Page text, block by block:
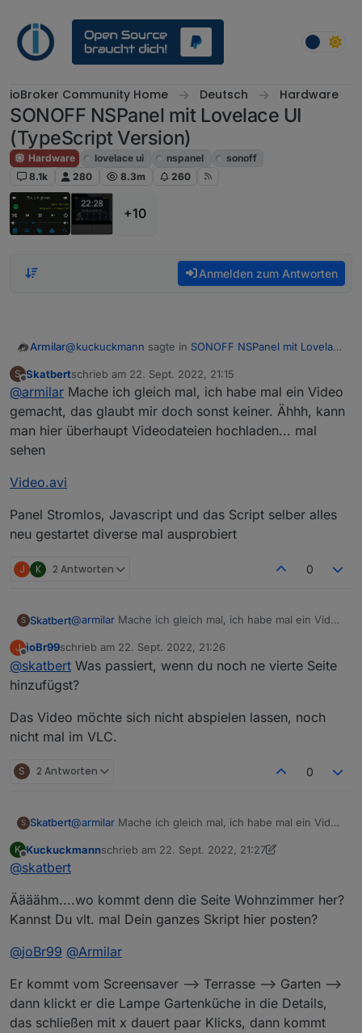
ioBroker Community Home Deutsch Hardware
SONOFF NSPanel mit Lovelace UI
(TypeScript Version)
Hardware lovelace ui nspanel
sonoff
8.1k
280 8.3m 260
+10
Anmelden zum Antworten
Armilar@kuckuckmann sagte in SONOFF NSPanel mit Lovelace
@skatbert
Vlt. kannst Du zwei Sachen mal testen, falls noch
nicht geschehen:
starten.
neulich zusammenhängen? Vlt. könnte er mal auf
@Kuckuckmann: Versuch wäre es wert, wobei das
Script nur auf die Events reagiert, die kommen ja
andere Navi drin. (bPrev/bNext)
https://raw.githubusercontent.com/joBr99/nspanel-
ui/5d34598040074653ff4803d8ad415db5fe03618d/ioBr
oker/NsPanelTs.ts
S
Offline
Skatbertschrieb am 22. Sept. 2022, 21:15
zuletzt editiert von
@armilar Mache ich gleich mal, ich habe mal ein Video
gemacht, das glaubt mir doch sonst keiner. Ähhh, kann
man hier überhaupt Videodateien hochladen... mal
sehen
Video.avi
Panel Stromlos, Javascript und das Script selber alles
neu gestartet diverse mal ausprobiert
J K 2 Antworten 0
S Skatbert@armilar Mache ich gleich mal, ich habe mal ein Video
kann man hier überhaupt Videodateien hochladen...
mal sehen
Video.avi
Panel Stromlos, Javascript und das Script selber alles
J
Offline
joBr99schrieb am 22. Sept. 2022, 21:26
zuletzt editiert von
@skatbert Was passiert, wenn du noch ne vierte Seite
hinzufügst?
Das Video möchte sich nicht abspielen lassen, noch
nicht mal im VLC.
S 2 Antworten 0
S Skatbert@armilar Mache ich gleich mal, ich habe mal ein Video
kann man hier überhaupt Videodateien hochladen...
Video.avi
neu gestartet diverse mal ausprobiert
K
Offline
Kuckuckmannschrieb am 22. Sept. 2022, 21:27
zuletzt editiert von Kuckuckmann
@skatbert
Äääähm....wo kommt denn die Seite Wohnzimmer her?
Kannst Du vlt. mal Dein ganzes Skript hier posten?
@joBr99 @Armilar
Er kommt vom Screensaver --> Terrasse --> Garten -->
dann klickt er die Lampe Gartenküche in die Details,
das schließen mit x dauert paar Klicks, dann kommt